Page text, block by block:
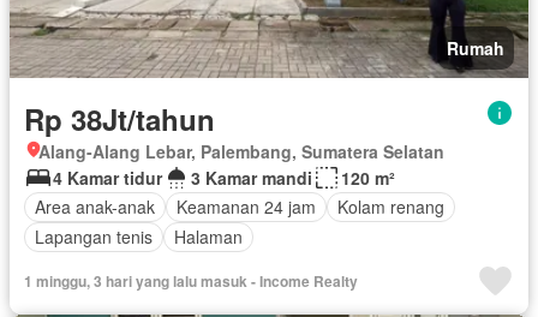
Rumah
Rp 38Jt/tahun
Alang-Alang Lebar, Palembang, Sumatera Selatan
4 Kamar tidur
3 Kamar mandi
120 m²
Area anak-anak
Keamanan 24 jam
Kolam renang
Lapangan tenis
Halaman
1 minggu, 3 hari yang lalu masuk - Income Realty